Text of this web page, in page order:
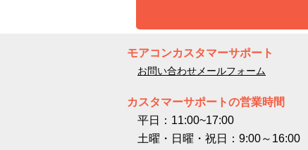
モアコンカスタマーサポート
お問い合わせメールフォーム
カスタマーサポートの営業時間
平日：11:00~17:00
土曜・日曜・祝日：9:00～16:00